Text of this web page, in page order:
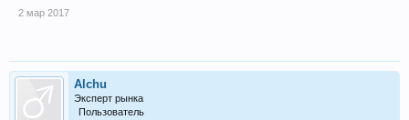
2 мар 2017
Alchu
Эксперт рынка
Пользователь